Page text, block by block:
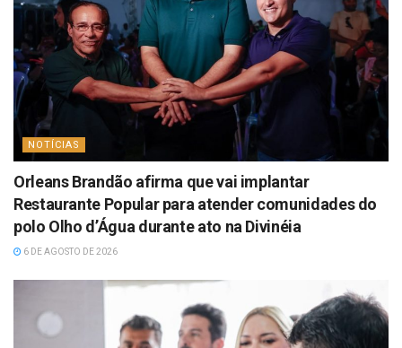
NOTÍCIAS
Orleans Brandão afirma que vai implantar
Restaurante Popular para atender comunidades do
polo Olho d’Água durante ato na Divinéia
6 DE AGOSTO DE 2026